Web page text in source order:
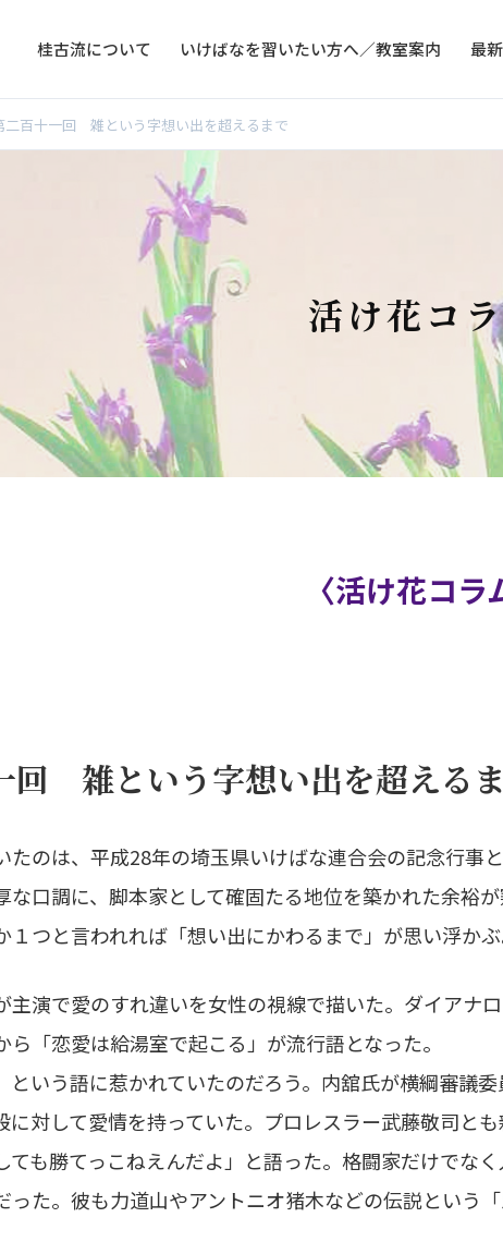
桂古流について いけばなを習いたい方へ／教室案内 最
二百十一回 雑という字想い出を超えるまで
活け花コ
〈活け花コラ
回 雑という字想い出を超える
たのは、平成28年の埼玉県いけばな連合会の記念行事
口調に、脚本家として確固たる地位を築かれた余裕が
つと言われれば「想い出にかわるまで」が思い浮かぶ
主演で愛のすれ違いを女性の視線で描いた。ダイアナ
ら「恋愛は給湯室で起こる」が流行語となった。
という語に惹かれていたのだろう。内舘氏が横綱審議
に対して愛情を持っていた。プロレスラー武藤敬司と
ても勝てっこねえんだよ」と語った。格闘家だけでな
った。彼も力道山やアントニオ猪木などの伝説という